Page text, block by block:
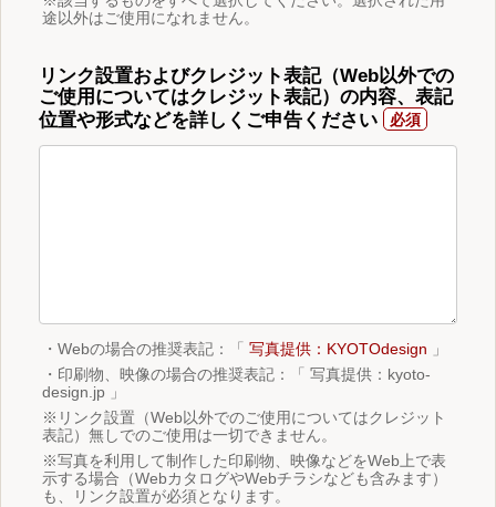
途以外はご使用になれません。
リンク設置およびクレジット表記（Web以外での
ご使用についてはクレジット表記）の内容、表記
位置や形式などを詳しくご申告ください
・Webの場合の推奨表記：「 写真提供：KYOTOdesign 」
・印刷物、映像の場合の推奨表記：「 写真提供：kyoto-
design.jp 」
※リンク設置（Web以外でのご使用についてはクレジット
表記）無しでのご使用は一切できません。
※写真を利用して制作した印刷物、映像などをWeb上で表
示する場合（WebカタログやWebチラシなども含みます）
も、リンク設置が必須となります。